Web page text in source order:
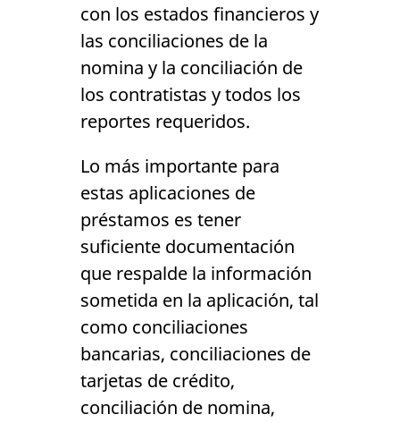
con los estados financieros y
las conciliaciones de la
nomina y la conciliación de
los contratistas y todos los
reportes requeridos.
Lo más importante para
estas aplicaciones de
préstamos es tener
suficiente documentación
que respalde la información
sometida en la aplicación, tal
como conciliaciones
bancarias, conciliaciones de
tarjetas de crédito,
conciliación de nomina,